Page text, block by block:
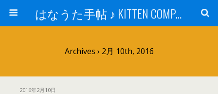
はなうた手帖 ♪ KITTEN COMPANY
Archives › 2月 10th, 2016
2016年2月10日